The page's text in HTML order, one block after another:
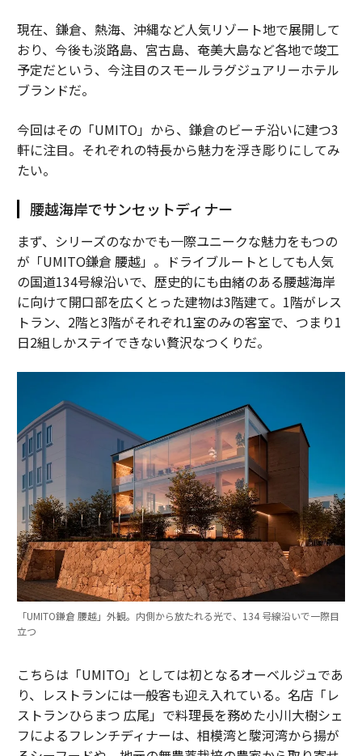
現在、鎌倉、熱海、沖縄など人気リゾート地で展開して
おり、今後も淡路島、宮古島、奄美大島など各地で竣工
予定だという、今注目のスモールラグジュアリーホテル
ブランドだ。
今回はその「UMITO」から、鎌倉のビーチ沿いに建つ3
軒に注目。それぞれの特長から魅力を浮き彫りにしてみ
たい。
腰越海岸でサンセットディナー
まず、シリーズのなかでも一際ユニークな魅力をもつの
が「UMITO鎌倉 腰越」。ドライブルートとしても人気
の国道134号線沿いで、歴史的にも由緒のある腰越海岸
に向けて開口部を広くとった建物は3階建て。1階がレス
トラン、2階と3階がそれぞれ1室のみの客室で、つまり1
日2組しかステイできない贅沢なつくりだ。
「UMITO鎌倉 腰越」外観。内側から放たれる光で、134 号線沿いで一際目
立つ
こちらは「UMITO」としては初となるオーベルジュであ
り、レストランには一般客も迎え入れている。名店「レ
ストランひらまつ 広尾」で料理⻑を務めた小川大樹シェ
フによるフレンチディナーは、相模湾と駿河湾から揚が